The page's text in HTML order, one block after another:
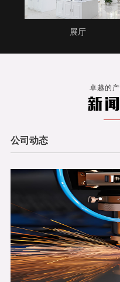
展厅
卓越的
新
公司动态